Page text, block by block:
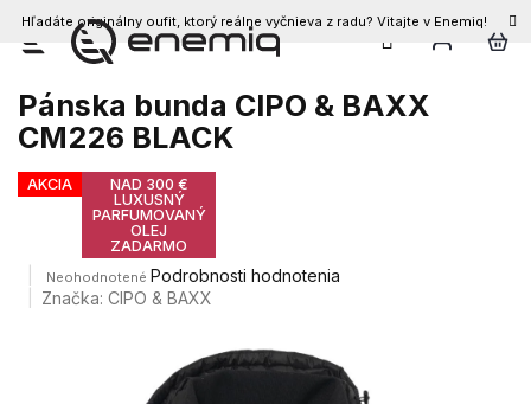
Prejsť
obsah
Hľadáte originálny oufit, ktorý reálne vyčnieva z radu? Vitajte v Enemiq!
Pánska bunda CIPO & BAXX
CM226 BLACK
AKCIA
NAD 300 €
LUXUSNÝ
PARFUMOVANÝ
OLEJ
ZADARMO
Priemerné
hodnotenie
Neohodnotené Podrobnosti hodnotenia
Značka:CIPO & BAXX